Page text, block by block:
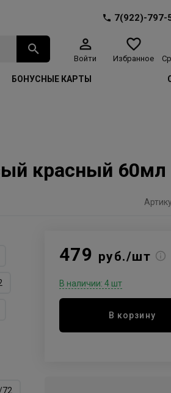
7(922)-797-
Войти Избранное
БОНУСНЫЕ КАРТЫ
красный 60мл
72
479 руб./шт
В наличии: 4 шт
В корзину